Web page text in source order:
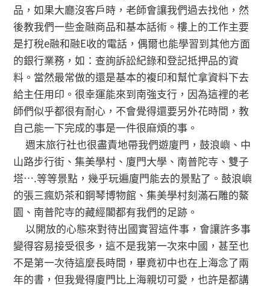
品，如果大廳沒客戶時，老師會讓我們過去找他，然
後教我們一些金融商品和基本話術。樓上的工作主要
是打稅e融和融E收的電話，偶爾也能學習到其他方面
的銀行業務，如：查詢訴訟紀錄和登記抵押品的資
料。當然最常做的還是基本的複印和幫忙拿資料下去
給主任用印。很幸運能來到南強支行，因為這裡的老
師們似乎都很有耐心，不會覺得還要另外花時間，教
自己能一下完成的事是一件很麻煩的事。
週末旅行社也很盡責地帶我們遊廈門，鼓浪嶼、中
山路步行街、集美學村、廈門大學、南普陀寺、雙子
塔….等等景點，幾乎玩遍廈門能去的景點了。鼓浪嶼
的張三瘋奶茶和鋼琴博物館、集美學村刻滿石雕的鰲
園、南普陀寺的藏經閣都有我們的足跡。
以開放的心態來對待出國實習這件事，會讓許多事
變得容易接受很多，這不是我第一次來中國，甚至也
不是第一次待這麼長時間，畢竟初中也在上海念了兩
年的書，但我覺得廈門比上海親切可愛，也許是都講